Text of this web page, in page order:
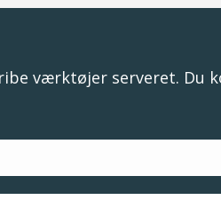
værktøjer serveret. Du